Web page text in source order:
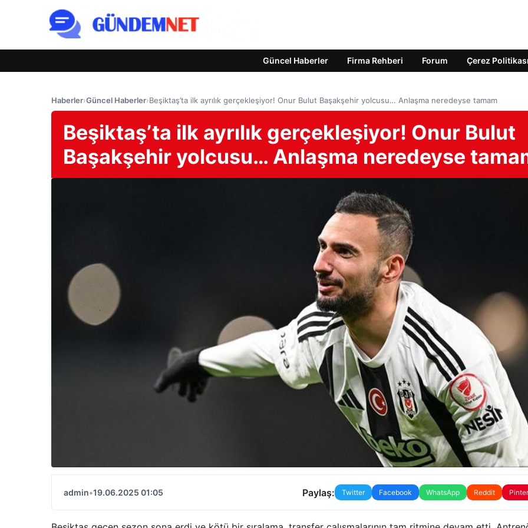
Güncel Haberler Firma Rehberi Forum Çerez Politikası
Haberler›Güncel Haberler›Beşiktaş’ta ilk ayrılık gerçekleşiyor! Onur Bulut Başakşehir yolcusu… Anlaşma neredeyse tamam
Beşiktaş’ta ilk ayrılık gerçekleşiyor! Onur Bulut
Başakşehir yolcusu… Anlaşma neredeyse
admin•19.06.2025 01:05 Paylaş: Twitter Facebook WhatsApp Reddit